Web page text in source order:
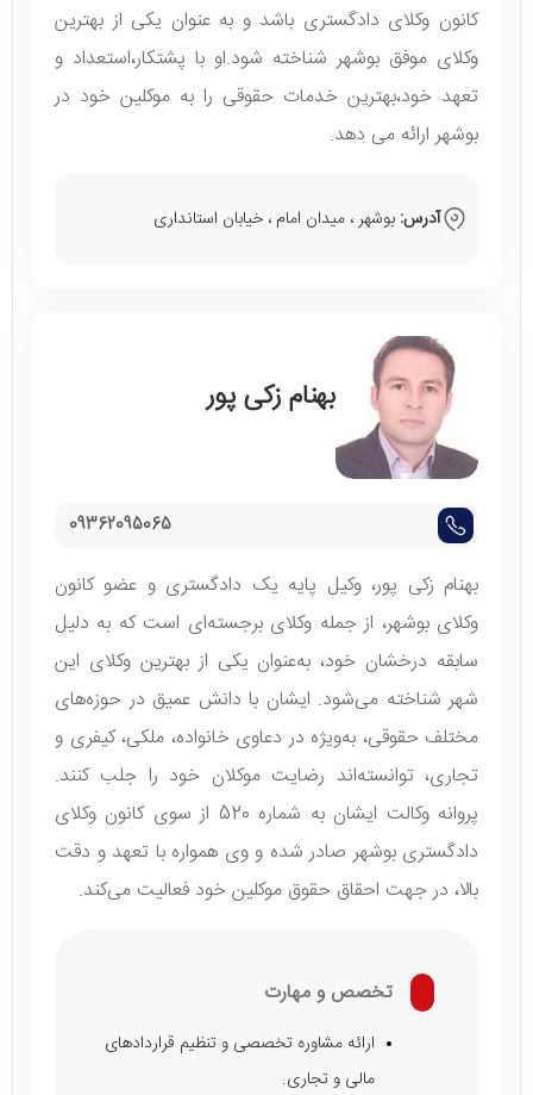
کانون وکلای دادگستری باشد و به عنوان یکی از بهترین
وکلای موفق بوشهر شناخته شود.او با پشتکار،استعداد و
تعهد خود،بهترین خدمات حقوقی را به موکلین خود در
بوشهر ارائه می دهد.
آدرس: بوشهر ، میدان امام ، خیابان استانداری
بهنام زکی پور
09362095065
بهنام زکی پور، وکیل پایه یک دادگستری و عضو کانون
وکلای بوشهر، از جمله وکلای برجسته‌ای است که به دلیل
سابقه درخشان خود، به‌عنوان یکی از بهترین وکلای این
شهر شناخته می‌شود. ایشان با دانش عمیق در حوزه‌های
مختلف حقوقی، به‌ویژه در دعاوی خانواده، ملکی، کیفری و
تجاری، توانسته‌اند رضایت موکلان خود را جلب کنند.
پروانه وکالت ایشان به شماره 520 از سوی کانون وکلای
دادگستری بوشهر صادر شده و وی همواره با تعهد و دقت
بالا، در جهت احقاق حقوق موکلین خود فعالیت می‌کند.
تخصص و مهارت
ارائه مشاوره تخصصی و تنظیم قراردادهای
مالی و تجاری.